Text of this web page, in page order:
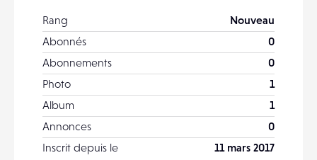
Rang
Nouveau
Abonnés
0
Abonnements
0
Photo
1
Album
1
Annonces
0
Inscrit depuis le
11 mars 2017